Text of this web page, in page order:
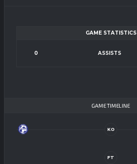
GAME STATISTICS
0 ASSISTS
GAME TIMELINE
KO
FT